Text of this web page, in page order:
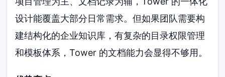
设计能覆盖大部分日常需求。但如果团队需要构
建结构化的企业知识库，有复杂的目录权限管理
和模板体系，Tower 的文档能力会显得不够用。